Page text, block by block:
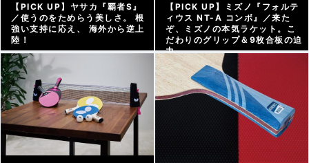
【PICK UP】ヤサカ『覇者S』
／使うのをためらう美しさ。 根
強い支持に応え、 海外から逆上
陸！
【PICK UP】ミズノ『フォルテ
ィウス NT-A コンボ』／来た
ぞ、ミズノの本気ラケット。こ
だわりのグリップ＆9枚合板の迫
力
アーカイブ |